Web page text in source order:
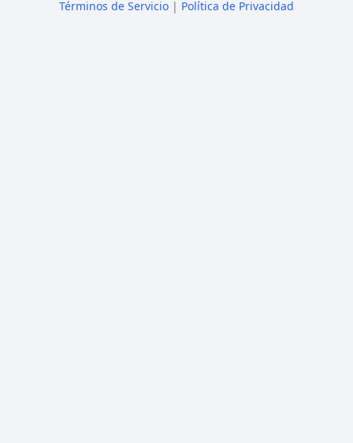
Términos de Servicio | Política de Privacidad